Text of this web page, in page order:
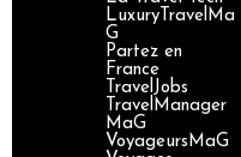
LuxuryTravelMa
G
Partez en
France
TravelJobs
TravelManager
MaG
VoyageursMaG